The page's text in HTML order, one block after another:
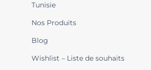
Tunisie
Nos Produits
Blog
Wishlist – Liste de souhaits